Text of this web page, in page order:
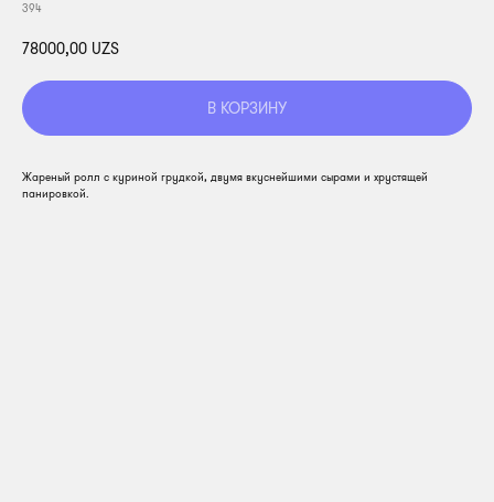
394
78000,00 UZS
В КОРЗИНУ
Жареный ролл с куриной грудкой, двумя вкуснейшими сырами и хрустящей
панировкой.